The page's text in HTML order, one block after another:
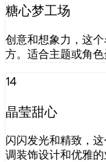
糖心梦工场
创意和想象力，这
方。适合主题或角色
14
晶莹甜心
闪闪发光和精致，
调装饰设计和优雅的